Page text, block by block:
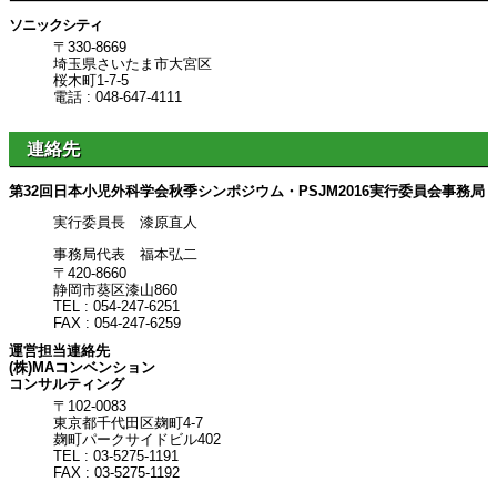
ソニックシティ
〒330-8669
埼玉県さいたま市大宮区
桜木町1-7-5
電話 : 048-647-4111
連絡先
第32回日本小児外科学会秋季シンポジウム・PSJM2016実行委員会事務局
実行委員長 漆原直人
事務局代表 福本弘二
〒420-8660
静岡市葵区漆山860
TEL : 054-247-6251
FAX : 054-247-6259
運営担当連絡先
(株)MAコンベンション
コンサルティング
〒102-0083
東京都千代田区麹町4-7
麹町パークサイドビル402
TEL : 03-5275-1191
FAX : 03-5275-1192